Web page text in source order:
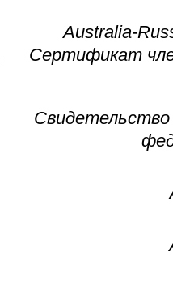
Australia-
Сертификат
Свидетельство